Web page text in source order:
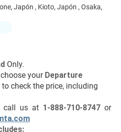
Japón , Kioto, Japón , Osaka,
Only.
your Departure
to check the price, including
call us at 1-888-710-8747 or